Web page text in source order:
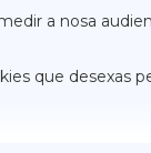
a nosa
que desexas